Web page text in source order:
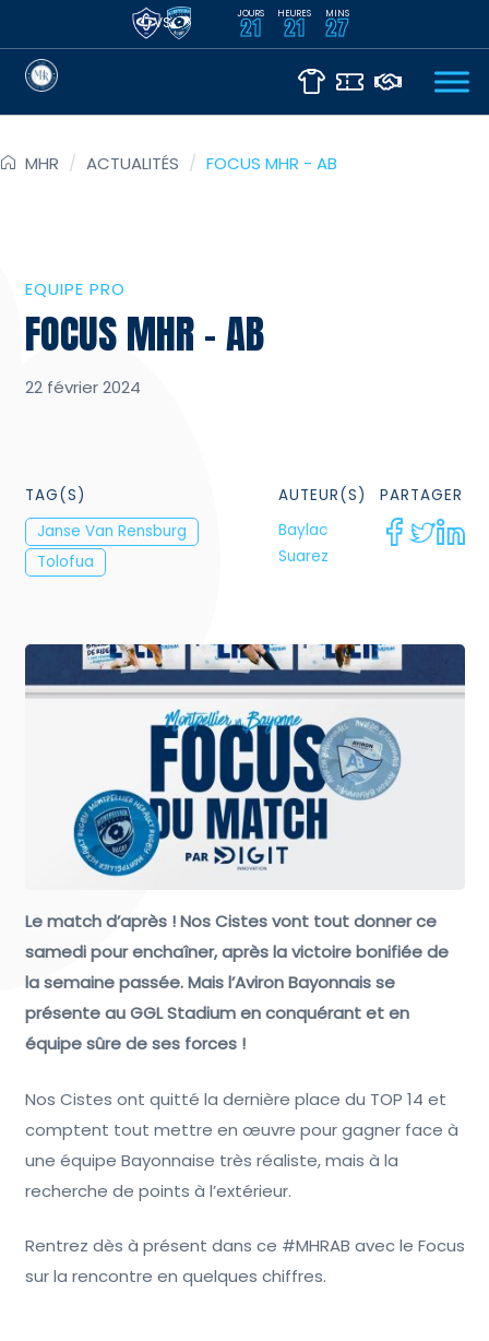
VS JOURS
21 HEURES
21 MINS
27
MHR / ACTUALITÉS / FOCUS MHR - AB
EQUIPE PRO
FOCUS MHR – AB
22 février 2024
TAG(S)
Janse Van Rensburg
Tolofua
AUTEUR(S)
Baylac
Suarez
PARTAGER
Le match d’après ! Nos Cistes vont tout donner ce
samedi pour enchaîner, après la victoire bonifiée de
la semaine passée. Mais l’Aviron Bayonnais se
présente au GGL Stadium en conquérant et en
équipe sûre de ses forces !
Nos Cistes ont quitté la dernière place du TOP 14 et
comptent tout mettre en œuvre pour gagner face à
une équipe Bayonnaise très réaliste, mais à la
recherche de points à l’extérieur.
Rentrez dès à présent dans ce #MHRAB avec le Focus
sur la rencontre en quelques chiffres.